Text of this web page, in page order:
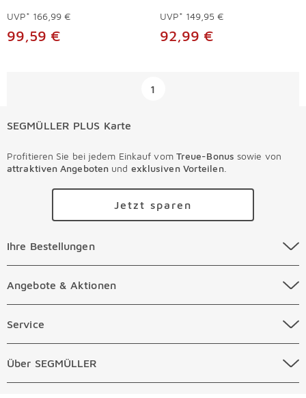
UVP* 166,99 €
99,59 €
UVP* 149,95 €
92,99 €
1
SEGMÜLLER PLUS Karte
Profitieren Sie bei jedem Einkauf vom Treue-Bonus sowie von
attraktiven Angeboten und exklusiven Vorteilen.
Jetzt sparen
Ihre Bestellungen Überspringen
Ihre Bestellungen
Online Zahlungsarten
Kostenlose Online Retoure
Angebote & Aktionen Überspringen
Angebote & Aktionen
Prospekte
Service Überspringen
Service
Beratungstermin Küchen
Über SEGMÜLLER Überspringen
Über SEGMÜLLER